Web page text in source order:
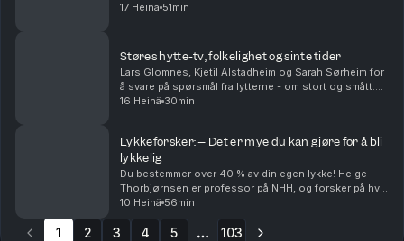
kvinner og menn som komikere? Er det egentlig lov til
17 Heinä 51min
Støres hytte-tv, folkelighet og sinte tider
Lars Glomnes, Kjetil Alstadheim og Sarah Sørheim for
å svare på spørsmål fra lytterne - om stort og smått.
Hvor stor skal en hytte-tv være? Er det mulig å være
16 Heinä 30min
Lykkeforsker: – Det er mye du kan gjøre for å bli
lykkelig
Du bestemmer over 40 % av din egen lykke! Helge
Thorbjørnsen er professor på NHH, og forsker på hva
som gjør oss lykkelige. Han forteller hva som er de
verste lykketyvene, og hvilke ting du bør fokuse...
10 Heinä 56min
1 2 3 4 5 103